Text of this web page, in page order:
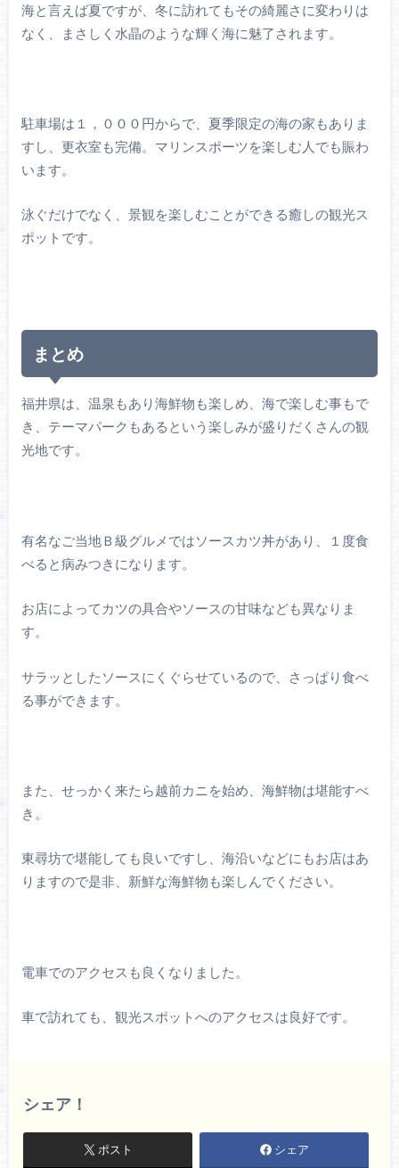
海と言えば夏ですが、冬に訪れてもその綺麗さに変わりは
なく、まさしく水晶のような輝く海に魅了されます。
駐車場は１，０００円からで、夏季限定の海の家もありま
すし、更衣室も完備。マリンスポーツを楽しむ人でも賑わ
います。
泳ぐだけでなく、景観を楽しむことができる癒しの観光ス
ポットです。
まとめ
福井県は、温泉もあり海鮮物も楽しめ、海で楽しむ事もで
き、テーマパークもあるという楽しみが盛りだくさんの観
光地です。
有名なご当地Ｂ級グルメではソースカツ丼があり、１度食
べると病みつきになります。
お店によってカツの具合やソースの甘味なども異なりま
す。
サラッとしたソースにくぐらせているので、さっぱり食べ
る事ができます。
また、せっかく来たら越前カニを始め、海鮮物は堪能すべ
き。
東尋坊で堪能しても良いですし、海沿いなどにもお店はあ
りますので是非、新鮮な海鮮物も楽しんでください。
電車でのアクセスも良くなりました。
車で訪れても、観光スポットへのアクセスは良好です。
シェア！
ポスト シェア